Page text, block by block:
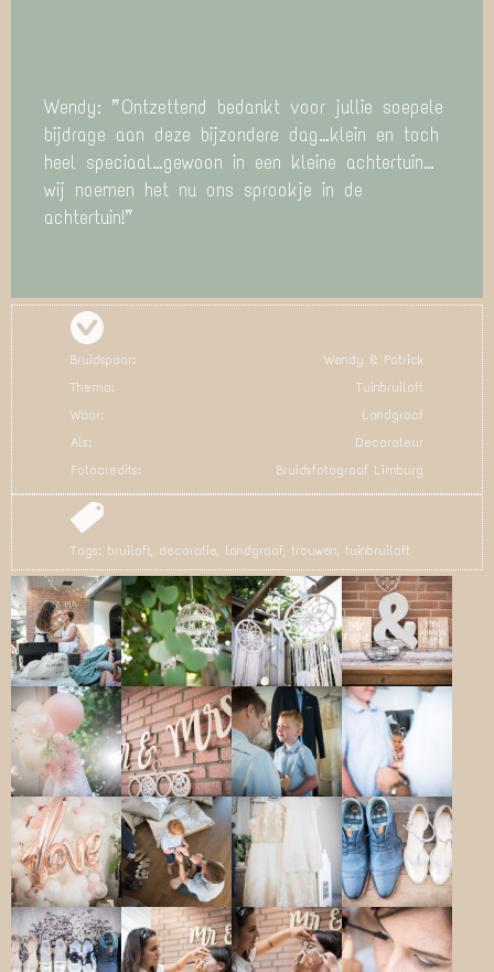
Wendy: ” Ontzettend bedankt voor jullie soepele
bijdrage aan deze bijzondere dag…klein en toch
heel speciaal…gewoon in een kleine achtertuin…
wij noemen het nu ons sprookje in de
achtertuin!”
Bruidspaar:
Wendy & Patrick
Thema:
Tuinbruiloft
Waar:
Landgraaf
Als:
Decorateur
Fotocredits:
Bruidsfotograaf Limburg
Tags: bruiloft, decoratie, landgraaf, trouwen, tuinbruiloft